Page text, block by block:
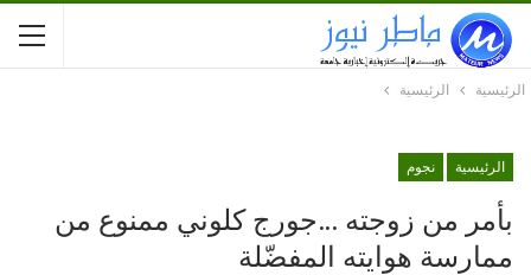
الرئيسية الرئيسية
الرئيسية نجوم
بأمر من زوجته …جورج كلوني ممنوع من
ممارسة هوايته المفضّلة